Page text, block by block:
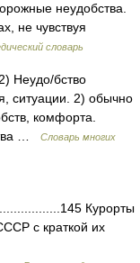
неудобства.
не чувствуя
словарь
Неудо/бство
ситуации. 2) обычно
комфорта.
…
Словарь многих
Курорты
с краткой их